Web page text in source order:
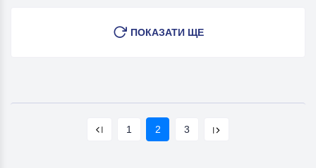
ПОКАЗАТИ ЩЕ
1 2 3